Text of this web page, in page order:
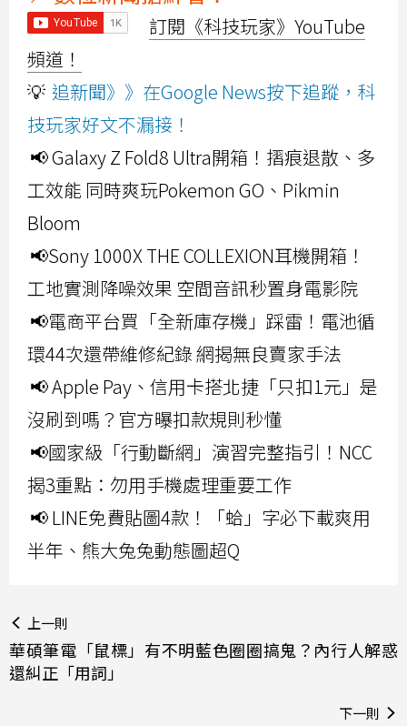
訂閱《科技玩家》YouTube
頻道！
💡 追新聞》》在Google News按下追蹤，科
技玩家好文不漏接！
📢 Galaxy Z Fold8 Ultra開箱！摺痕退散、多
工效能 同時爽玩Pokemon GO、Pikmin
Bloom
📢Sony 1000X THE COLLEXION耳機開箱！
工地實測降噪效果 空間音訊秒置身電影院
📢電商平台買「全新庫存機」踩雷！電池循
環44次還帶維修紀錄 網揭無良賣家手法
📢 Apple Pay、信用卡搭北捷「只扣1元」是
沒刷到嗎？官方曝扣款規則秒懂
📢國家級「行動斷網」演習完整指引！NCC
揭3重點：勿用手機處理重要工作
📢 LINE免費貼圖4款！「蛤」字必下載爽用
半年、熊大兔兔動態圖超Q
上一則
華碩筆電「鼠標」有不明藍色圈圈搞鬼？內行人解惑
還糾正「用詞」
下一則